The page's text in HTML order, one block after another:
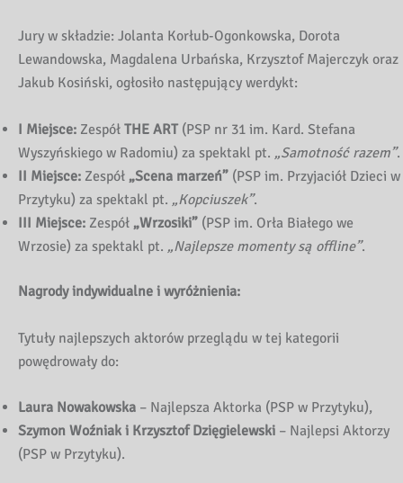
Jury w składzie: Jolanta Korłub-Ogonkowska, Dorota
Lewandowska, Magdalena Urbańska, Krzysztof Majerczyk oraz
Jakub Kosiński, ogłosiło następujący werdykt:
I Miejsce: Zespół THE ART(PSP nr 31 im. Kard. Stefana
Wyszyńskiego w Radomiu) za spektakl pt. „Samotność razem”.
II Miejsce: Zespół „Scena marzeń” (PSP im. Przyjaciół Dzieci w
Przytyku) za spektakl pt. „Kopciuszek”.
III Miejsce: Zespół „Wrzosiki” (PSP im. Orła Białego we
Wrzosie) za spektakl pt. „Najlepsze momenty są offline”.
Nagrody indywidualne i wyróżnienia:
Tytuły najlepszych aktorów przeglądu w tej kategorii
powędrowały do:
Laura Nowakowska – Najlepsza Aktorka (PSP w Przytyku),
Szymon Woźniak i Krzysztof Dzięgielewski – Najlepsi Aktorzy
(PSP w Przytyku).